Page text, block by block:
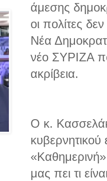
άμεσης
οι πολίτες
Νέα
νέο ΣΥΡΙΖΑ
ακρίβεια.
Ο κ.
μας πει τι